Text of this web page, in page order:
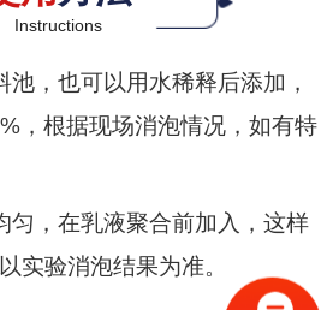
Instructions
，也可以用水稀释后添加，
，根据现场消泡情况，如有特
匀，在乳液聚合前加入，这样
实验消泡结果为准。